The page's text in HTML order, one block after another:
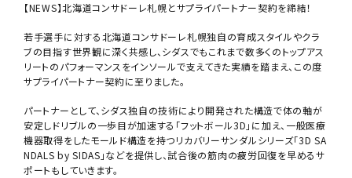
【NEWS】北海道コンサドーレ札幌とサプライパートナー契約を締結！
若手選手に対する北海道コンサドーレ札幌独自の育成スタイルやクラ
ブの目指す世界観に深く共感し、シダスでもこれまで数多くのトップアス
リートのパフォーマンスをインソールで支えてきた実績を踏まえ、この度
サプライパートナー契約に至りました。
パートナーとして、シダス独自の技術により開発された構造で体の軸が
安定しドリブルの一歩目が加速する「フットボール3D」に加え、一般医療
機器取得をしたモールド構造を持つリカバリーサンダルシリーズ「3D SA
NDALS by SIDAS」などを提供し、試合後の筋肉の疲労回復を早めるサ
ポートもしていきます。